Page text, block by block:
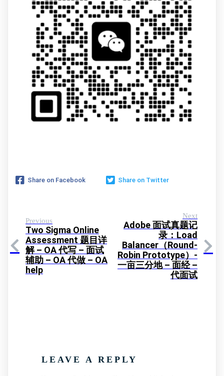
Share on Facebook Share on Twitter
Previous
Two Sigma Online
Assessment 题目详
解 – OA 代写 – 面试
辅助 – OA 代做 – OA
help
Next
Adobe 面试真题记
录：Load
Balancer（Round-
Robin Prototype）-
一亩三分地 – 面经 –
代面试
LEAVE A REPLY